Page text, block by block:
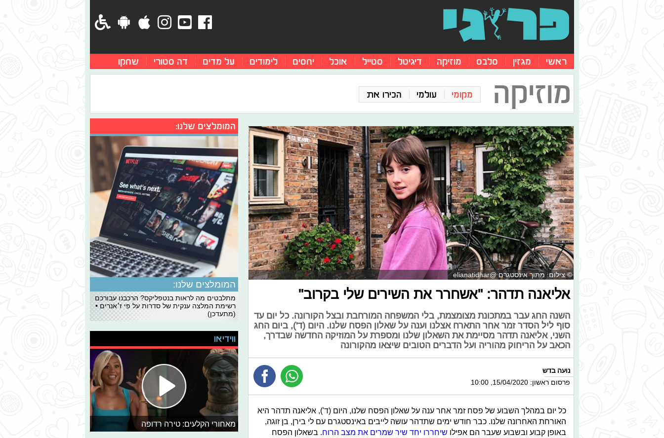
ראשי מגזין סלבס מוזיקה דיגיטל סטייל אוכל יחסים לימודים על מדים דה סטורי שחקו
מוזיקה מקומי עולמי הכירו את
© צילום: מתוך אינסטגרם @elianatidhar
אליאנה תדהר: "אשחרר את השירים שלי בקרוב"
השנה החג עבר במתכונת מצומצמת, בלי המשפחה המורחבת ובצל הקורונה. כל יום עד
סוף ליל הסדר זמר אחר התארח אצלנו וענה על שאלון הפסח שלנו. היום (ד'), ביום החג
השני, אליאנה תדהר מסיימת את השאלון שלנו ומספרת על המוזיקה החדשה שבדרך,
הכאב על הריחוק מהוריה ועל הדברים הטובים שיצאו מהקורונה
נועה בדש
פרסום ראשון: 15/04/2020, 10:00
כל יום במהלך השבוע של פסח זמר אחר ענה על שאלון הפסח שלנו, היום (ד'), אליאנה תדהר היא
האורחת האחרונה שלנו. כבר חודש ימים שתדהר עושה לייבים באינסטגרם עם לי בירן, בן זוגה,
באופן קבוע ובשבוע שעבר הם אפילו שיחררו יחד שיר שמרים את מצב הרוח. בשאלון הפסח
המומלצים שלנו:
המומלצים שלנו:
מתלבטים מה לראות בנטפליקס? הרכבנו עבורכם
רשימת המלצה ענקית של סדרות על פי ז׳אנרים •
(מתעדכן)
ווידיאו
מאחורי הקלעים: טירה רדופה